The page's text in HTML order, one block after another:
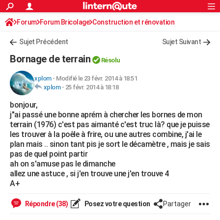
ACTUALITÉS
Politique
Société
Faits Divers
Education
Monde
Villes
+
FINANCE
Retraite
Impôts
Epargne
Immobilier
Risques naturels par ville
Banque
Assurance
Crédit
AUTO
Essais
Réserver un essai
Citadines
Berlines
SUV
Forum auto
+HIGH-TECH
Mobiles
Meilleur smartphone
Internet
Ordinateurs
Jeux vidéo
Guide high-tech
+BRICOLAGE
Forum
Aménagement intérieur
Extérieur
Cuisine
Salle de bains
Jardinage
Rangement
WEEK-END
Guides de France
Escapades
Patrimoine
Expositions
Musées
Week-end nature
LIFESTYLE
Alimentation
Guide de la santé
Maladies
Médicaments
Sommeil
Rechercher
S'inscrire
Connexion
Forum Forum Bricolage Construction et rénovation
Sujet Précédent Sujet Suivant
Bornage de terrain Résolu
xplom- Modifié le 23 févr. 2014 à 18:51
xplom- 25 févr. 2014 à 18:18
bonjour,
j"ai passé une bonne aprém à chercher les bornes de mon
terrain (1976) c'est pas aimanté c'est truc là? que je puisse
les trouver à la poêle à frire, ou une autres combine, j'ai le
plan mais .. sinon tant pis je sort le décamètre , mais je sais
pas de quel point partir
ah on s'amuse pas le dimanche
allez une astuce , si j'en trouve une j'en trouve 4
A+
Répondre (38) Posez votre question Partager